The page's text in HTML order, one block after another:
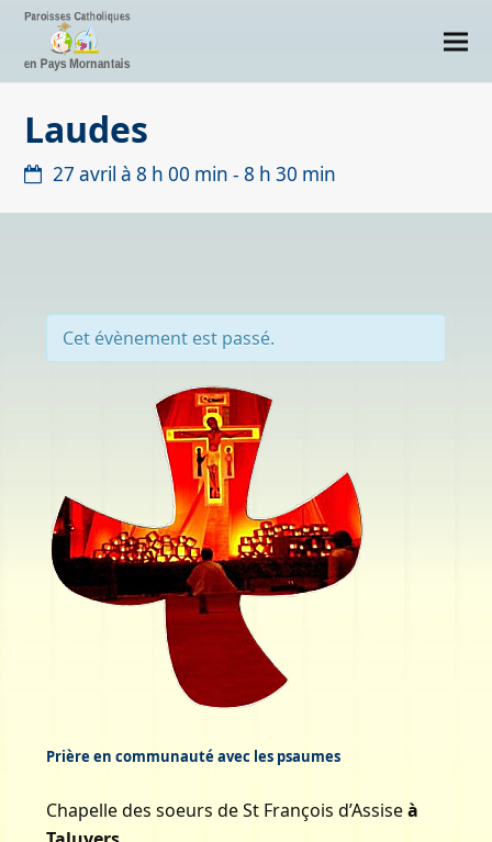
Laudes
27 avril à 8 h 00 min -8 h 30 min
Cet évènement est passé.
Prière en communauté avec les psaumes
Chapelle des soeurs de St François d’Assiseà